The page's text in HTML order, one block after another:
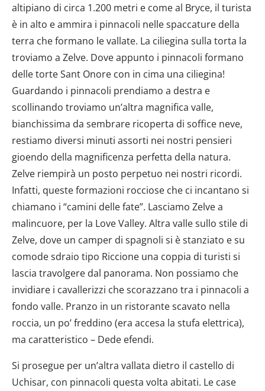
dalla Dichiarazione sui cookie.
Utilizziamo i cookie per personalizzare contenuti ed
annunci, per fornire funzionalità dei social media e per
analizzare il nostro traffico. Condividiamo inoltre
informazioni sul modo in cui utilizzi il nostro sito con i
nostri partner che si occupano di analisi dei dati web,
pubblicità e social media, i quali potrebbero combinarle
con altre informazioni che hai fornito loro o che hanno
raccolto dal tuo utilizzo dei loro servizi.
altipiano di circa 1.200 metri e come al Bryce, il turista
è in alto e ammira i pinnacoli nelle spaccature della
terra che formano le vallate. La ciliegina sulla torta la
troviamo a Zelve. Dove appunto i pinnacoli formano
delle torte Sant Onore con in cima una ciliegina!
Guardando i pinnacoli prendiamo a destra e
scollinando troviamo un’altra magnifica valle,
bianchissima da sembrare ricoperta di soffice neve,
restiamo diversi minuti assorti nei nostri pensieri
gioendo della magnificenza perfetta della natura.
Zelve riempirà un posto perpetuo nei nostri ricordi.
Infatti, queste formazioni rocciose che ci incantano si
chiamano i “camini delle fate”. Lasciamo Zelve a
malincuore, per la Love Valley. Altra valle sullo stile di
Zelve, dove un camper di spagnoli si è stanziato e su
comode sdraio tipo Riccione una coppia di turisti si
lascia travolgere dal panorama. Non possiamo che
invidiare i cavallerizzi che scorazzano tra i pinnacoli a
fondo valle. Pranzo in un ristorante scavato nella
roccia, un po’ freddino (era accesa la stufa elettrica),
ma caratteristico – Dede efendi.
Si prosegue per un’altra vallata dietro il castello di
Uchisar, con pinnacoli questa volta abitati. Le case